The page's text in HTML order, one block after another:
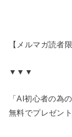
【メルマガ読者
▼▼▼
「AI初心者の為
無料でプレゼン